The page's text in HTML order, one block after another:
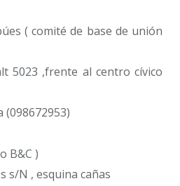
( comité de base de unión
5023 ,frente al centro cívico
(098672953)
B&C )
s/N , esquina cañas